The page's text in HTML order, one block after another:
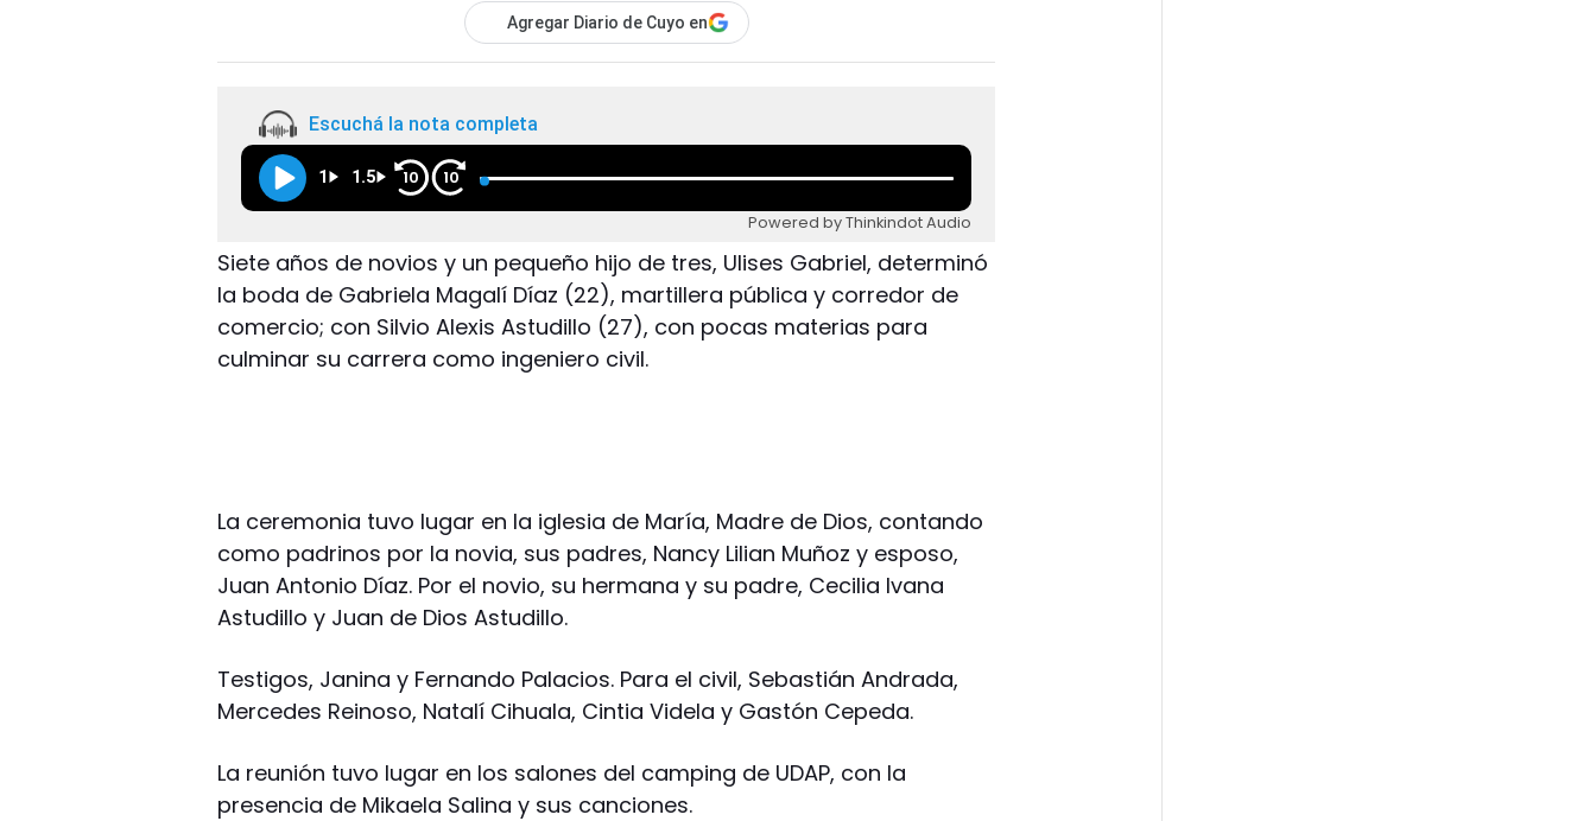
Agregar Diario de Cuyo en
Escuchá la nota completa
1 1.5 10 10
Powered by Thinkindot Audio
Siete años de novios y un pequeño hijo de tres, Ulises Gabriel, determinó
la boda de Gabriela Magalí Díaz (22), martillera pública y corredor de
comercio; con Silvio Alexis Astudillo (27), con pocas materias para
culminar su carrera como ingeniero civil.
La ceremonia tuvo lugar en la iglesia de María, Madre de Dios, contando
como padrinos por la novia, sus padres, Nancy Lilian Muñoz y esposo,
Juan Antonio Díaz. Por el novio, su hermana y su padre, Cecilia Ivana
Astudillo y Juan de Dios Astudillo.
Testigos, Janina y Fernando Palacios. Para el civil, Sebastián Andrada,
Mercedes Reinoso, Natalí Cihuala, Cintia Videla y Gastón Cepeda.
La reunión tuvo lugar en los salones del camping de UDAP, con la
presencia de Mikaela Salina y sus canciones.